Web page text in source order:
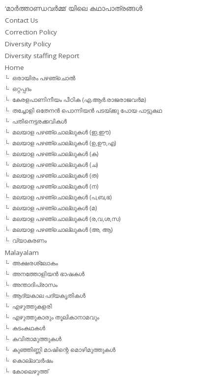
‘മാര്‍ത്താണ്ഡവര്‍മ്മ’ യിലെ കഥാപാത്രങ്ങള്‍
Contact Us
Correction Policy
Diversity Policy
Diversity staffing Report
Home
ഒരായിരം പഴഞ്ചൊല്‍
ഒറ്റപ്പദം
കേരളപാണിനീയം പീഠിക (എ.ആര്‍.രാജരാജവര്‍മ)
തച്ചോളി ഒതേനൻ പൊന്നിയൻ പടയ്‌ക്കു പോയ പാട്ടുകഥ
പതിനെട്ടരക്കവികള്‍
മലയാള പഴഞ്ചൊല്ലുകള്‍ (ഇ,ഈ)
മലയാള പഴഞ്ചൊല്ലുകള്‍ (ഉ,ഊ,എ)
മലയാള പഴഞ്ചൊല്ലുകള്‍ (ക)
മലയാള പഴഞ്ചൊല്ലുകള്‍ (ച)
മലയാള പഴഞ്ചൊല്ലുകള്‍ (ത)
മലയാള പഴഞ്ചൊല്ലുകള്‍ (ന)
മലയാള പഴഞ്ചൊല്ലുകള്‍ (പ,ബ,ഭ)
മലയാള പഴഞ്ചൊല്ലുകള്‍ (മ)
മലയാള പഴഞ്ചൊല്ലുകള്‍ (ര,വ,ശ,സ)
മലയാള പഴഞ്ചൊല്ലുകൾ (അ, ആ)
വ്യാകരണം
Malayalam
അക്ഷരശ്ലോകം
അനത്തോളിയന്‍ ഭാഷകള്‍
അന്താദിപ്രാസം
ആദ്യകാല പദ്യകൃതികള്‍
എഴുത്തുകളരി
എഴുത്തുകാരും തൂലികാനാമവും
കടംകഥകള്‍
കവിതാമുത്തുകള്‍
കുഞ്ഞിണ്ണി മാഷിന്റെ മൊഴിമുത്തുകള്‍
കൊല്ലവര്‍ഷം
കോലെഴുത്ത്